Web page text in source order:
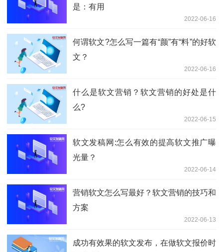
是：有用
2022-06-16
何谓软文?怎么写一篇有“颜”有“料”的好软
文？
2022-06-16
什么是软文营销？软文营销的好处是什
么?
2022-06-15
软文发稿网:怎么有效的提高软文推广曝
光量？
2022-06-14
营销软文怎么写最好？软文营销的技巧和
方案
2022-06-13
成功有效果的软文发布，在做软文报价时